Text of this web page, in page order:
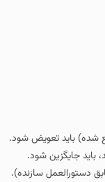
شده) باید تعویض شود.
باید جایگزین شود.
دستورالعمل سازنده).